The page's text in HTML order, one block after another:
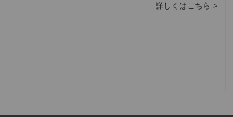
詳しくはこちら >